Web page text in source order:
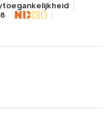
toegankelijkheid